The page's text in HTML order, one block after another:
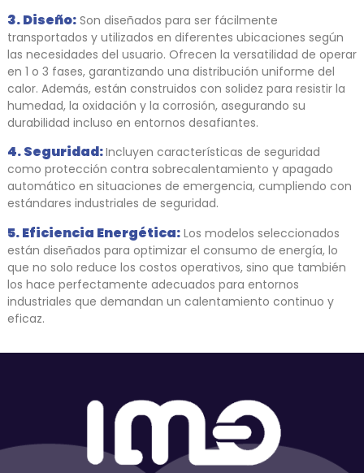
3. Diseño:Son diseñados para ser fácilmente
transportados y utilizados en diferentes ubicaciones según
las necesidades del usuario. Ofrecen la versatilidad de operar
en 1 o 3 fases, garantizando una distribución uniforme del
calor. Además, están construidos con solidez para resistir la
humedad, la oxidación y la corrosión, asegurando su
durabilidad incluso en entornos desafiantes.
4. Seguridad:Incluyen características de seguridad
como protección contra sobrecalentamiento y apagado
automático en situaciones de emergencia, cumpliendo con
estándares industriales de seguridad.
5. Eficiencia Energética:Los modelos seleccionados
están diseñados para optimizar el consumo de energía, lo
que no solo reduce los costos operativos, sino que también
los hace perfectamente adecuados para entornos
industriales que demandan un calentamiento continuo y
eficaz.